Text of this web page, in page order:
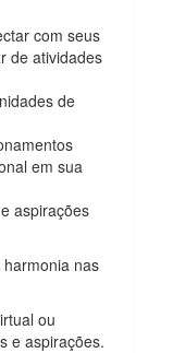
com seus
de atividades
de
em sua
aspirações
nas
ou
e aspirações.